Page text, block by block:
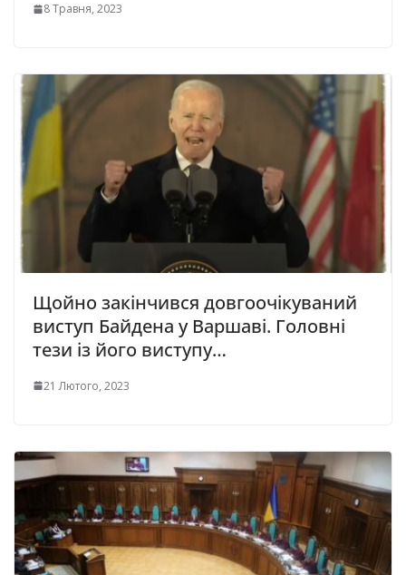
8 Травня, 2023
Щойно закінчився довгоочікуваний
виступ Байдена у Варшаві. Головні
тези із його виступу…
21 Лютого, 2023